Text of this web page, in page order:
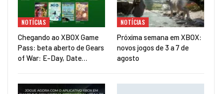
NOTÍCIAS
Chegando ao XBOX Game
Pass: beta aberto de Gears
of War: E-Day, Date…
NOTÍCIAS
Próxima semana em XBOX:
novos jogos de 3 a 7 de
agosto